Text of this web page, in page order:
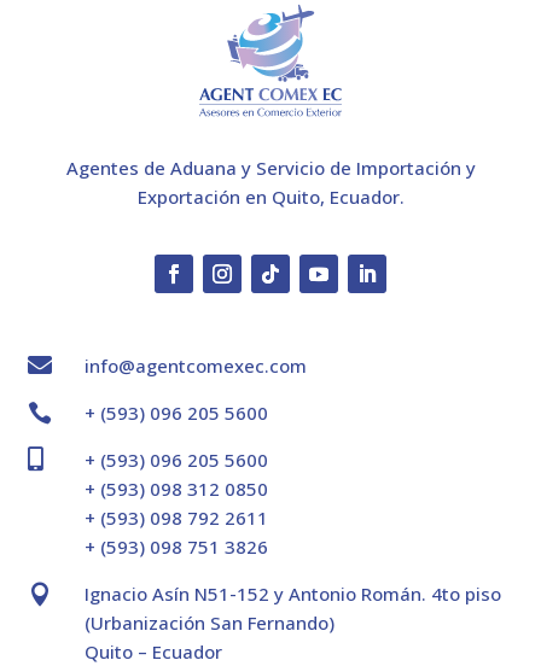
Agentes de Aduana y Servicio de Importación y
Exportación en Quito, Ecuador.

info@agentcomexec.com

+ (593) 096 205 5600

+ (593) 096 205 5600
+ (593) 098 312 0850
+ (593) 098 792 2611
+ (593) 098 751 3826

Ignacio Asín N51-152 y Antonio Román. 4to piso
(Urbanización San Fernando)
Quito – Ecuador